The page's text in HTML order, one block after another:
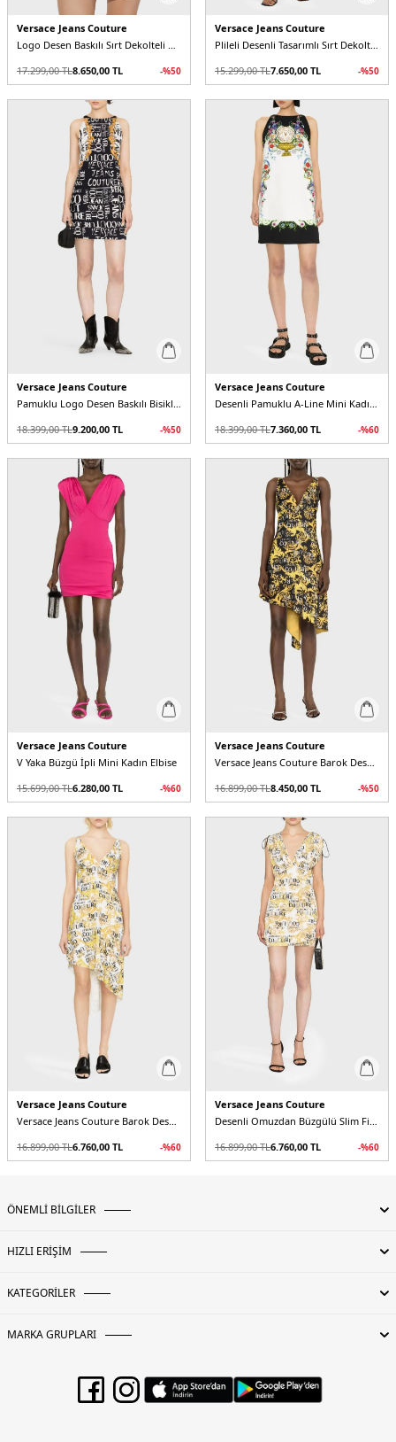
Versace Jeans Couture
Logo Desen Baskılı Sırt Dekolteli Regular Fit Mini Kadın Elbise
17.299,00TL8.650,00 TL -%50
Versace Jeans Couture
Plileli Desenli Tasarımlı Sırt Dekolteli Slim Fit Mini Kadın Elbise
15.299,00TL7.650,00 TL -%50
Versace Jeans Couture
Pamuklu Logo Desen Baskılı Bisiklet Yaka Mini Kadın Elbise
18.399,00TL9.200,00 TL -%50
Versace Jeans Couture
Desenli Pamuklu A-Line Mini Kadın Elbise
18.399,00TL7.360,00 TL -%60
Versace Jeans Couture
V Yaka Büzgü İpli Mini Kadın Elbise
15.699,00TL6.280,00 TL -%60
Versace Jeans Couture
Versace Jeans Couture Barok Desenli V Yaka Asimetrik Kadın Elbise
16.899,00TL8.450,00 TL -%50
Versace Jeans Couture
Versace Jeans Couture Barok Desenli V Yaka Asimetrik Kadın Elbise
16.899,00TL6.760,00 TL -%60
Versace Jeans Couture
Desenli Omuzdan Büzgülü Slim Fit Bodycon Mini Kadın Elbise
16.899,00TL6.760,00 TL -%60
ÖNEMLİ BİLGİLER
HIZLI ERİŞİM
KATEGORİLER
MARKA GRUPLARI